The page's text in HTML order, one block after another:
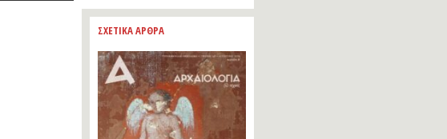
ΣΧΕΤΙΚΑ ΑΡΘΡΑ